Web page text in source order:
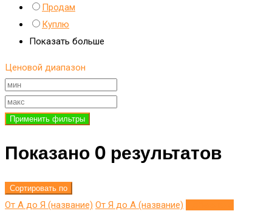
Продам
Куплю
Показать больше
Ценовой диапазон
Применить фильтры
Показано 0 результатов
Сортировать по
От А до Я (название) От Я до A (название)